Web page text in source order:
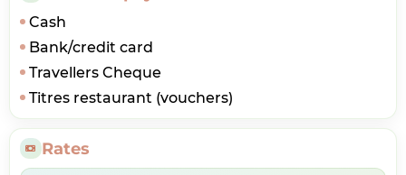
Cash
Bank/credit card
Travellers Cheque
Titres restaurant (vouchers)
Rates